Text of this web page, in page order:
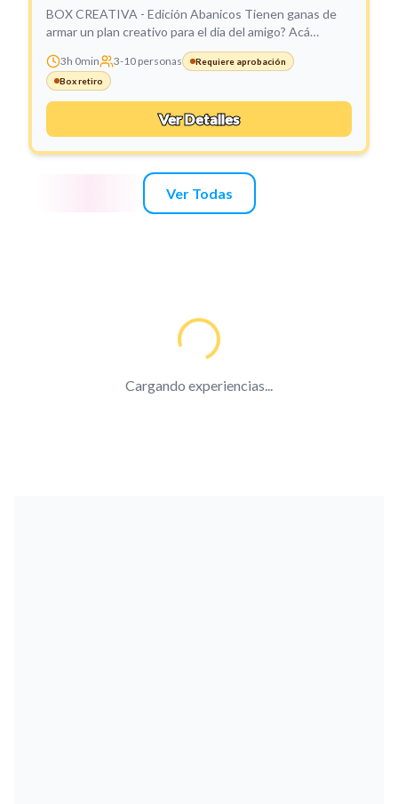
BOX CREATIVA - Edición Abanicos Tienen ganas de
armar un plan creativo para el día del amigo? Acá
venimos con la box más linda del mundo para
resolverles todo! Uds se encargan de lo rico🍻🥪,
nosotras del resto!
3h 0min 3-10 personas
Requiere aprobación
Box retiro
Ver Detalles
Ver Todas
Cargando experiencias...